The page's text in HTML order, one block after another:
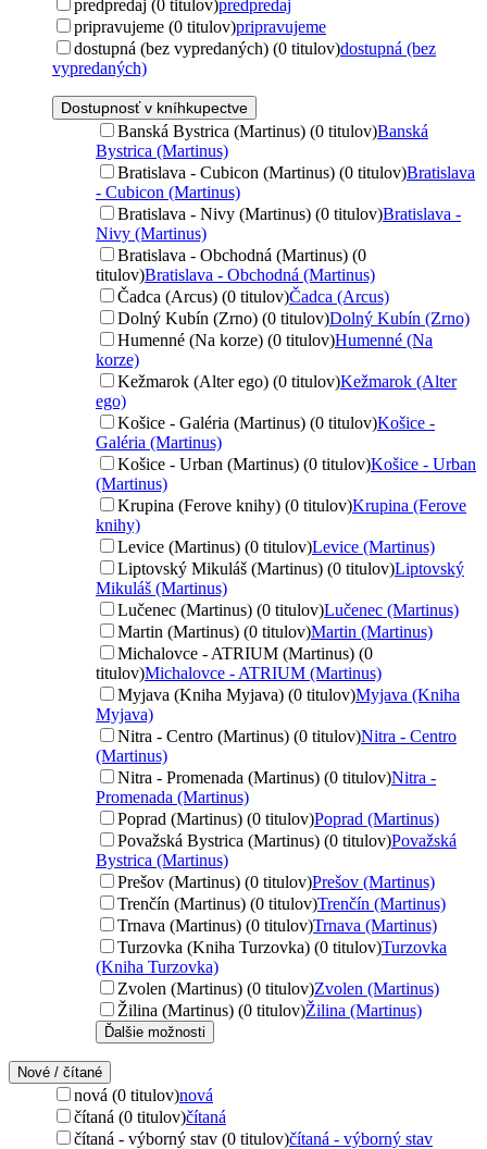
predpredaj (0 titulov)predpredaj
pripravujeme (0 titulov)pripravujeme
dostupná (bez vypredaných) (0 titulov)dostupná (bez
vypredaných)
Dostupnosť v kníhkupectve
Banská Bystrica (Martinus) (0 titulov)Banská
Bystrica (Martinus)
Bratislava - Cubicon (Martinus) (0 titulov)Bratislava
- Cubicon (Martinus)
Bratislava - Nivy (Martinus) (0 titulov)Bratislava -
Nivy (Martinus)
Bratislava - Obchodná (Martinus) (0
titulov)Bratislava - Obchodná (Martinus)
Čadca (Arcus) (0 titulov)Čadca (Arcus)
Dolný Kubín (Zrno) (0 titulov)Dolný Kubín (Zrno)
Humenné (Na korze) (0 titulov)Humenné (Na
korze)
Kežmarok (Alter ego) (0 titulov)Kežmarok (Alter
ego)
Košice - Galéria (Martinus) (0 titulov)Košice -
Galéria (Martinus)
Košice - Urban (Martinus) (0 titulov)Košice - Urban
(Martinus)
Krupina (Ferove knihy) (0 titulov)Krupina (Ferove
knihy)
Levice (Martinus) (0 titulov)Levice (Martinus)
Liptovský Mikuláš (Martinus) (0 titulov)Liptovský
Mikuláš (Martinus)
Lučenec (Martinus) (0 titulov)Lučenec (Martinus)
Martin (Martinus) (0 titulov)Martin (Martinus)
Michalovce - ATRIUM (Martinus) (0
titulov)Michalovce - ATRIUM (Martinus)
Myjava (Kniha Myjava) (0 titulov)Myjava (Kniha
Myjava)
Nitra - Centro (Martinus) (0 titulov)Nitra - Centro
(Martinus)
Nitra - Promenada (Martinus) (0 titulov)Nitra -
Promenada (Martinus)
Poprad (Martinus) (0 titulov)Poprad (Martinus)
Považská Bystrica (Martinus) (0 titulov)Považská
Bystrica (Martinus)
Prešov (Martinus) (0 titulov)Prešov (Martinus)
Trenčín (Martinus) (0 titulov)Trenčín (Martinus)
Trnava (Martinus) (0 titulov)Trnava (Martinus)
Turzovka (Kniha Turzovka) (0 titulov)Turzovka
(Kniha Turzovka)
Zvolen (Martinus) (0 titulov)Zvolen (Martinus)
Žilina (Martinus) (0 titulov)Žilina (Martinus)
Ďalšie možnosti
Nové / čítané
nová (0 titulov)nová
čítaná (0 titulov)čítaná
čítaná - výborný stav (0 titulov)čítaná - výborný stav